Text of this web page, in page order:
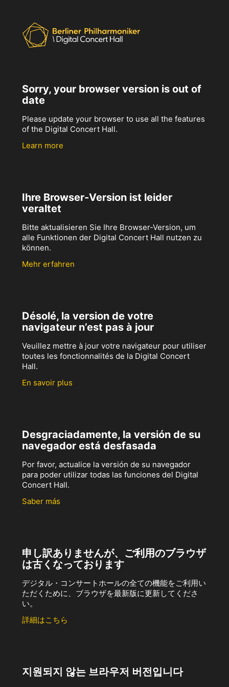
Sorry, your browser version is out of
date
Please update your browser to use all the features
of the Digital Concert Hall.
Learn more
Ihre Browser-Version ist leider
veraltet
Bitte aktualisieren Sie Ihre Browser-Version, um
alle Funktionen der Digital Concert Hall nutzen zu
können.
Mehr erfahren
Désolé, la version de votre
navigateur n’est pas à jour
Veuillez mettre à jour votre navigateur pour utiliser
toutes les fonctionnalités de la Digital Concert
Hall.
En savoir plus
Desgraciadamente, la versión de su
navegador está desfasada
Por favor, actualice la versión de su navegador
para poder utilizar todas las funciones del Digital
Concert Hall.
Saber más
申し訳ありませんが、ご利用のブラウザ
は古くなっております
デジタル・コンサートホールの全ての機能をご利用い
ただくために、ブラウザを最新版に更新してくださ
い。
詳細はこちら
지원되지 않는 브라우저 버전입니다